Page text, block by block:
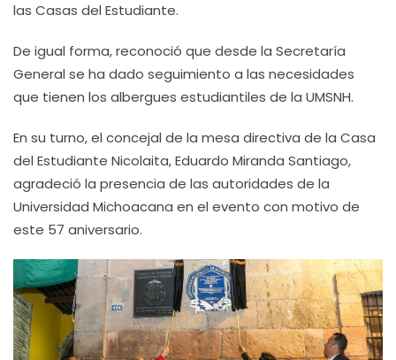
las Casas del Estudiante.
De igual forma, reconoció que desde la Secretaría
General se ha dado seguimiento a las necesidades
que tienen los albergues estudiantiles de la UMSNH.
En su turno, el concejal de la mesa directiva de la Casa
del Estudiante Nicolaita, Eduardo Miranda Santiago,
agradeció la presencia de las autoridades de la
Universidad Michoacana en el evento con motivo de
este 57 aniversario.